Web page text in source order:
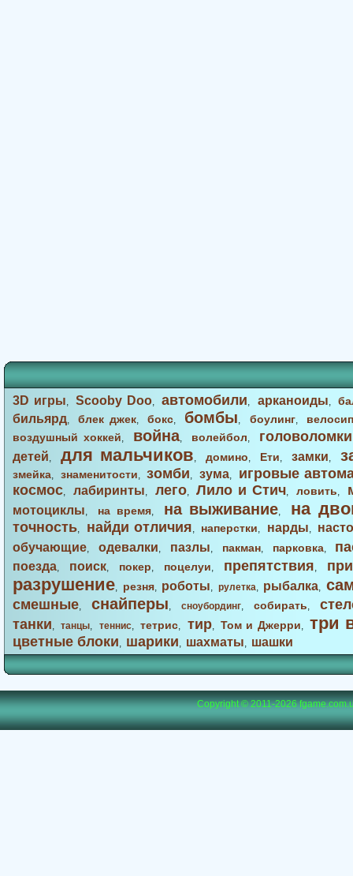
3D игры,Scooby Doo,автомобили, арканоиды,
бильярд,блек джек,бокс, бомбы, боулинг,
воздушный хоккей, война, волейбол, головоломки
детей, для мальчиков, домино, Ети, замки,
змейка, знаменитости,зомби, зума,
игровые
космос, лабиринты, лего,Лило и Стич,ловить,
мотоциклы, на время, на выживание, на
точность, найди отличия, наперстки, нарды,
обучающие, одевалки, пазлы, пакман, парковка,
поезда, поиск, покер, поцелуи, препятствия,
разрушение, резня, роботы, рулетка, рыбалка,
смешные, снайперы, сноубординг, собирать,
танки,танцы, теннис,тетрис, тир,Том и Джерри, три
цветные блоки, шарики, шахматы, шашки
Copyright © 2011-2026